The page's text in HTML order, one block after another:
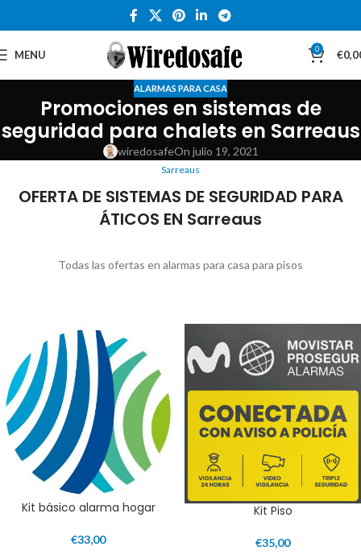
MENU 0 €
ALARMAS PARA CASA
Promociones en sistemas de
seguridad para chalets en Sarreaus
wiredosafeOn julio 19, 2021
Sarreaus
OFERTA DE SISTEMAS DE SEGURIDAD PARA
ÁTICOS EN Sarreaus
Todas las ofertas en alarmas para casa para pisos
Kit básico alarma hogar
€33,00
Kit Piso
€35,00